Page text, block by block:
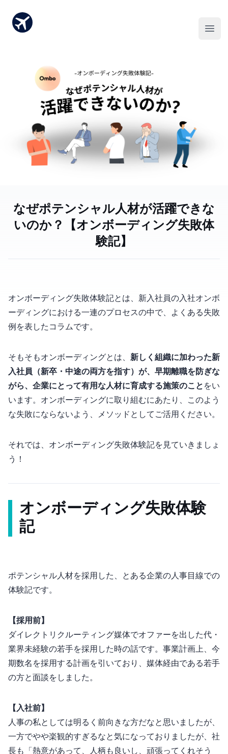
なぜポテンシャル人材が活躍できな
いのか？【オンボーディング失敗体
験記】
オンボーディング失敗体験記とは、新入社員の入社オンボ
ーディングにおける一連のプロセスの中で、よくある失敗
例を表したコラムです。
そもそもオンボーディングとは、 新しく組織に加わった新
入社員（新卒・中途の両方を指す）が、早期離職を防ぎな
がら、企業にとって有用な人材に育成する施策のこと をい
います。オンボーディングに取り組むにあたり、このよう
な失敗にならないよう、メソッドとしてご活用ください。
それでは、オンボーディング失敗体験記を見ていきましょ
う！
オンボーディング失敗体験
記
ポテンシャル人材を採用した、とあるIT企業の人事目線での
体験記です。
【採用前】
ダイレクトリクルーティング媒体でオファーを出した20代・
業界未経験の若手を採用した時の話です。事業計画上、今
期数名を採用する計画を引いており、媒体経由である若手
の方と面談をしました。
【入社前】
人事の私としては明るく前向きな方だなと思いましたが、
一方でやや楽観的すぎるなと気になっておりましたが、社
長も「熱意があって、人柄も良いし、頑張ってくれそう